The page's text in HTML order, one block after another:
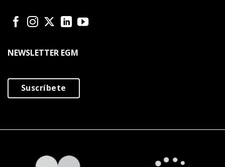
NEWSLETTER EGM
Suscríbete